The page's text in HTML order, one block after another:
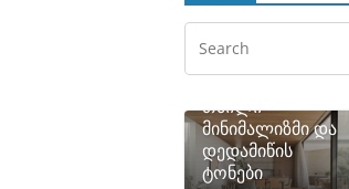
თბილი
მინიმალიზმი და
დედამიწის
ტონები